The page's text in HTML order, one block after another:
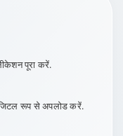
पूरा करें.
रूप से अपलोड करें.